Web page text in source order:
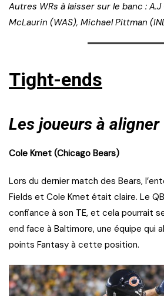
Autres WRs à laisser sur le banc : A.J
McLaurin (WAS), Michael Pittman
Tight-ends
Les joueurs à aligner
Cole Kmet (Chicago Bears)
Lors du dernier match des Bears,
Fields et Cole Kmet était claire. Le
confiance à son TE, et cela pourrait
end face à Baltimore, une équipe qui
points Fantasy à cette position.